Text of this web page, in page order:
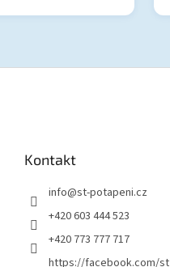
Kontakt
info@st-potapeni.cz
+420 603 444 523
+420 773 777 717
https://facebook.com/st